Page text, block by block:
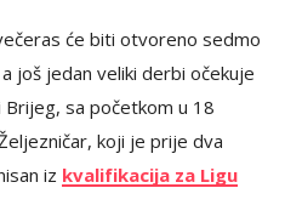
će biti otvoreno sedmo
još jedan veliki derbi očekuje
Brijeg, sa početkom u 18
koji je prije dva
iz kvalifikacija za Ligu